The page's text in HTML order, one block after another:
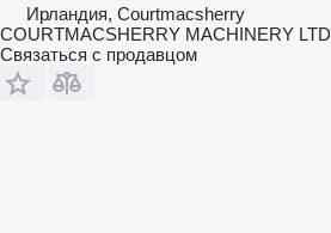
Ирландия, Courtmacsherry
COURTMACSHERRY MACHINERY LTD
Связаться с продавцом